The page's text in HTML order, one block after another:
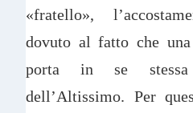
«fratello»,
dovuto al fatto che
porta in se stessa
dell’Altissimo. Per